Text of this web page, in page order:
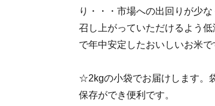
り・・・市場への出回りが少
召し上がっていただけるよう
で年中安定したおいしいお米で
☆2kgの小袋でお届けします。
保存ができ便利です。